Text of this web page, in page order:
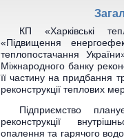
КП «Харківські
«Підвищення
теплопостачання
Міжнародного банку
її частину на придбання
реконструкції теплових
Підприємство
реконструкції
опалення та гарячого